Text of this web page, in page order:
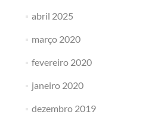
abril 2025
março 2020
fevereiro 2020
janeiro 2020
dezembro 2019